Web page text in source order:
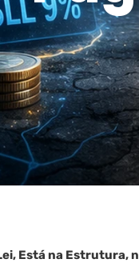
Está na Estrutura,